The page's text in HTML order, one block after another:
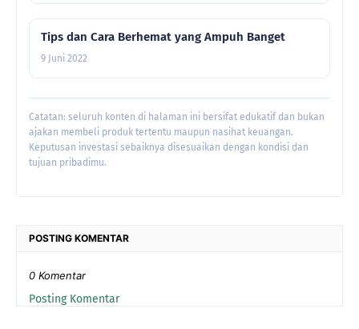
Tips dan Cara Berhemat yang Ampuh Banget
9 Juni 2022
Catatan: seluruh konten di halaman ini bersifat edukatif dan bukan
ajakan membeli produk tertentu maupun nasihat keuangan.
Keputusan investasi sebaiknya disesuaikan dengan kondisi dan
tujuan pribadimu.
POSTING KOMENTAR
0 Komentar
Posting Komentar